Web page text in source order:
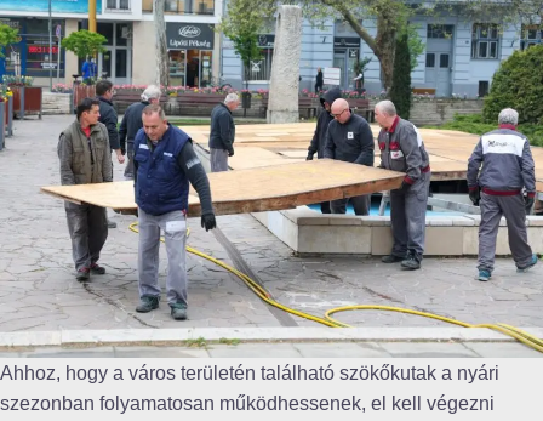
Ahhoz, hogy a város területén található szökőkutak a nyári
szezonban folyamatosan működhessenek, el kell végezni